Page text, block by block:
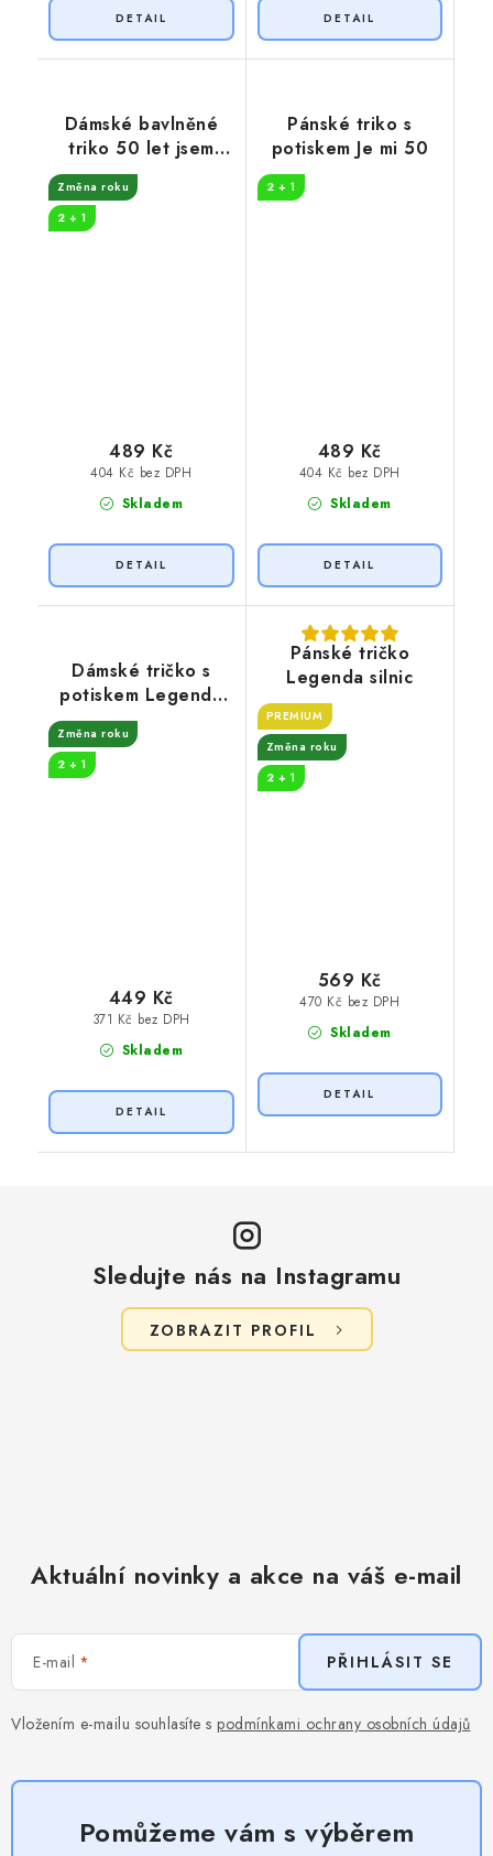
Dámské bavlněné
triko 50 let jsem
královna
Změna roku
2 + 1
Skladem
404 Kč bez DPH
489 Kč
Pánské triko s
potiskem Je mi 50
2 + 1
Skladem
404 Kč bez DPH
489 Kč
Dámské tričko s
potiskem Legenda
roku
Změna roku
2 + 1
Skladem
371 Kč bez DPH
449 Kč
Pánské tričko
Legenda silnic
PREMIUM
Změna roku
2 + 1
Skladem
470 Kč bez DPH
569 Kč
Sledujte nás na Instagramu
ZOBRAZIT PROFIL
Aktuální novinky a akce na váš e-mail
E-mail
Vložením e-mailu souhlasíte s podmínkami ochrany osobních údajů
PŘIHLÁSIT SE
Pomůžeme vám s výběrem